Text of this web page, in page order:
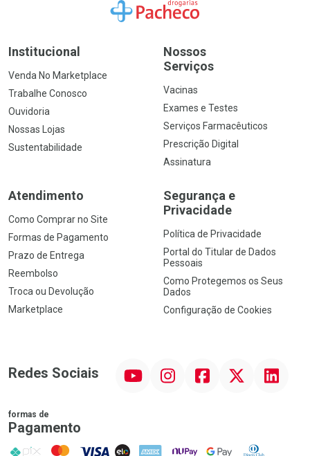
Ir para a Home
Institucional
Venda No Marketplace
Trabalhe Conosco
Ouvidoria
Nossas Lojas
Sustentabilidade
Nossos
Serviços
Vacinas
Exames e Testes
Serviços Farmacêuticos
Prescrição Digital
Assinatura
Atendimento
Como Comprar no Site
Formas de Pagamento
Prazo de Entrega
Reembolso
Troca ou Devolução
Marketplace
Segurança e
Privacidade
Política de Privacidade
Portal do Titular de Dados
Pessoais
Como Protegemos os Seus
Dados
Configuração de Cookies
Redes Sociais InstagramFacebookTwitter Linkedin
formas de
Pagamento
PIX MasterCard
VISA ELO AMEX NuPay Google PayDiners Club